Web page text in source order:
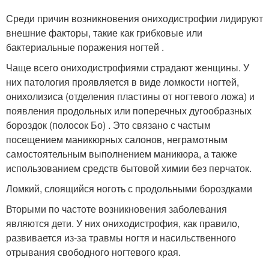
Среди причин возникновения ониходистрофии лидируют
внешние факторы, такие как грибковые или
бактериальные поражения ногтей .
Чаще всего ониходистрофиями страдают женщины. У
них патология проявляется в виде ломкости ногтей,
онихолизиса (отделения пластины от ногтевого ложа) и
появления продольных или поперечных дугообразных
бороздок (полосок Бо) . Это связано с частым
посещением маникюрных салонов, неграмотным
самостоятельным выполнением маникюра, а также
использованием средств бытовой химии без перчаток.
Ломкий, слоящийся ноготь с продольными бороздками
Вторыми по частоте возникновения заболевания
являются дети. У них ониходистрофия, как правило,
развивается из-за травмы ногтя и насильственного
отрывания свободного ногтевого края.